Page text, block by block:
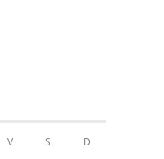
V S D